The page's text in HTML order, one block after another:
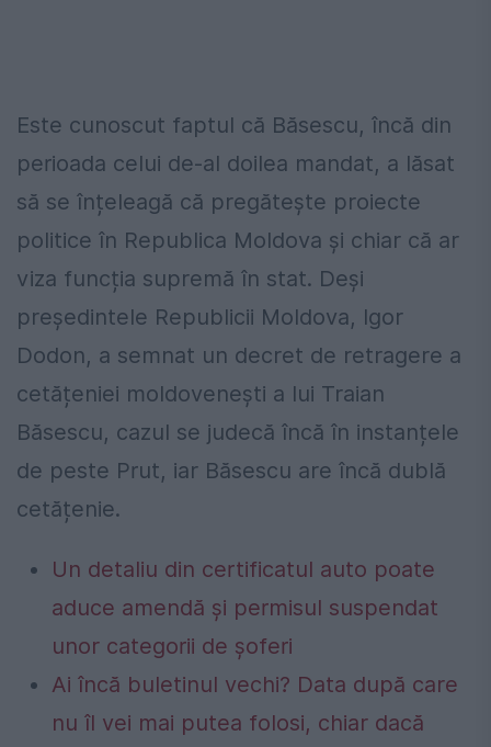
Este cunoscut faptul că Băsescu, încă din
perioada celui de-al doilea mandat, a lăsat
să se înțeleagă că pregătește proiecte
politice în Republica Moldova și chiar că ar
viza funcția supremă în stat. Deși
președintele Republicii Moldova, Igor
Dodon, a semnat un decret de retragere a
cetățeniei moldovenești a lui Traian
Băsescu, cazul se judecă încă în instanțele
de peste Prut, iar Băsescu are încă dublă
cetățenie.
Un detaliu din certificatul auto poate
aduce amendă și permisul suspendat
unor categorii de șoferi
Ai încă buletinul vechi? Data după care
nu îl vei mai putea folosi, chiar dacă